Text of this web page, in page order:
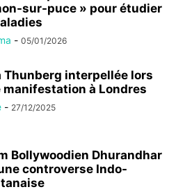
sur-puce » pour étudier
- 05/01/2026
Thunberg interpellée lors
manifestation à Londres
- 27/12/2025
Bollywoodien Dhurandhar
controverse Indo-